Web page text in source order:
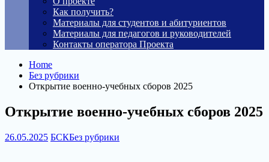
Как получить?
Материалы для студентов и абитуриентов
Материалы для педагогов и руководителей
Контакты оператора Проекта
Home
Без рубрики
Открытие военно-учебных сборов 2025
Открытие военно-учебных сборов 2025
26.05.2025 БСКБез рубрики